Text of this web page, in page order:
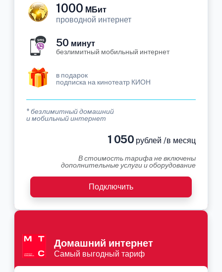
1000 МБит
проводной интернет
50 минут
безлимитный мобильный интернет
в подарок
подписка на кинотеатр КИОН
* безлимитный домашний
и мобильный интернет
1 050 рублей /в месяц
В стоимость тарифа не включены
дополнительные услуги и оборудование
Подключить
Домашний интернет
Самый выгодный тариф